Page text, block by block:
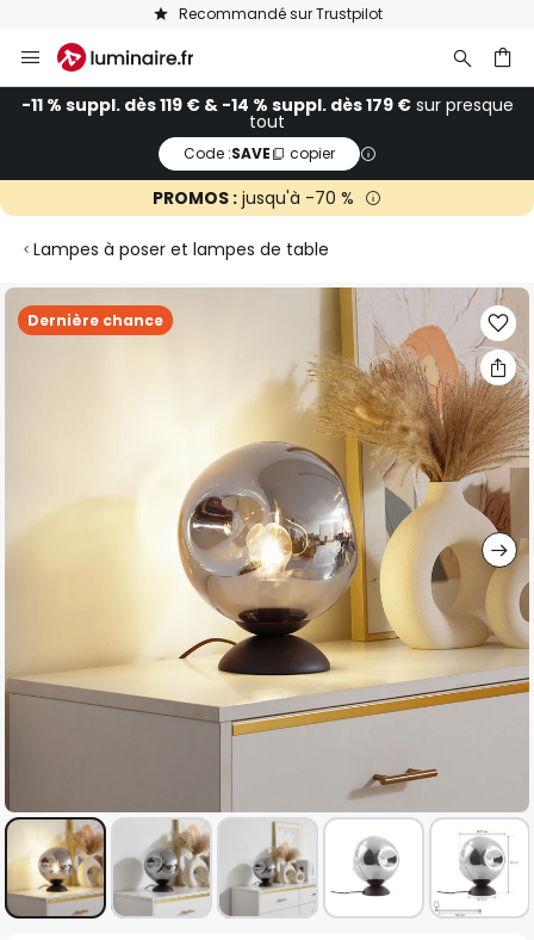
Recommandé sur Trustpilot
Allez
au
contenu
-11 % suppl. dès 119 € & -14 % suppl. dès 179 €sur presque
tout
Code :SAVE copier
PROMOS : jusqu'à -70 %
Lampes à poser et lampes de table
Dernière chance
Skip
to
gallery